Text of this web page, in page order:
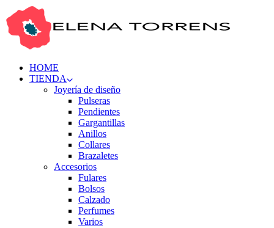
HOME
TIENDA
Joyería de diseño
Pulseras
Pendientes
Gargantillas
Anillos
Collares
Brazaletes
Accesorios
Fulares
Bolsos
Calzado
Perfumes
Varios